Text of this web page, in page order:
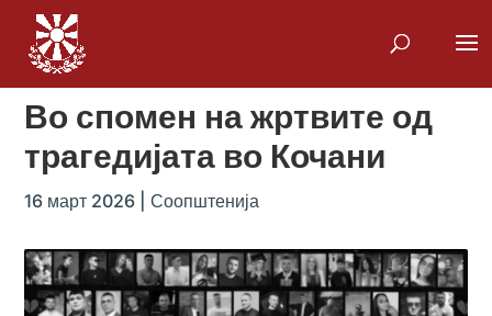
Во спомен на жртвите од
трагедијата во Кочани
16 март 2026 |Соопштенија